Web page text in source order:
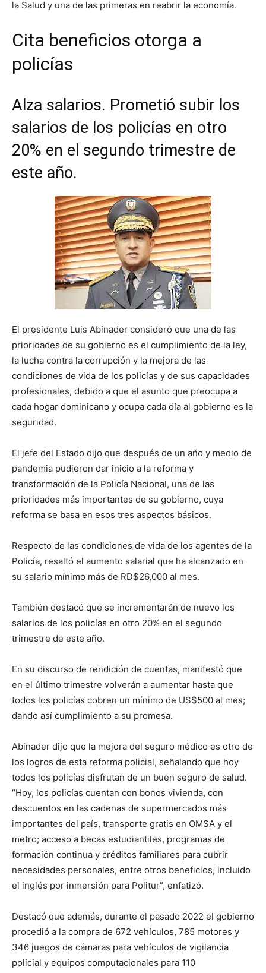
la Salud y una de las primeras en reabrir la economía.
Cita beneficios otorga a
policías
Alza salarios. Prometió subir los
salarios de los policías en otro
20% en el segundo trimestre de
este año.
El presidente Luis Abinader consideró que una de las
prioridades de su gobierno es el cumplimiento de la ley,
la lucha contra la corrupción y la mejora de las
condiciones de vida de los policías y de sus capacidades
profesionales, debido a que el asunto que preocupa a
cada hogar dominicano y ocupa cada día al gobierno es la
seguridad.
El jefe del Estado dijo que después de un año y medio de
pandemia pudieron dar inicio a la reforma y
transformación de la Policía Nacional, una de las
prioridades más importantes de su gobierno, cuya
reforma se basa en esos tres aspectos básicos.
Respecto de las condiciones de vida de los agentes de la
Policía, resaltó el aumento salarial que ha alcanzado en
su salario mínimo más de RD$26,000 al mes.
También destacó que se incrementarán de nuevo los
salarios de los policías en otro 20% en el segundo
trimestre de este año.
En su discurso de rendición de cuentas, manifestó que
en el último trimestre volverán a aumentar hasta que
todos los policías cobren un mínimo de US$500 al mes;
dando así cumplimiento a su promesa.
Abinader dijo que la mejora del seguro médico es otro de
los logros de esta reforma policial, señalando que hoy
todos los policías disfrutan de un buen seguro de salud.
“Hoy, los policías cuentan con bonos vivienda, con
descuentos en las cadenas de supermercados más
importantes del país, transporte gratis en OMSA y el
metro; acceso a becas estudiantiles, programas de
formación continua y créditos familiares para cubrir
necesidades personales, entre otros beneficios, incluido
el inglés por inmersión para Politur”, enfatizó.
Destacó que además, durante el pasado 2022 el gobierno
procedió a la compra de 672 vehículos, 785 motores y
346 juegos de cámaras para vehículos de vigilancia
policial y equipos computacionales para 110